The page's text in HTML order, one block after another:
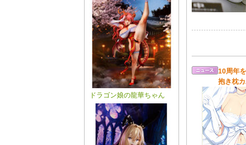
ドラゴン娘の龍華ちゃん
10周年
抱き枕